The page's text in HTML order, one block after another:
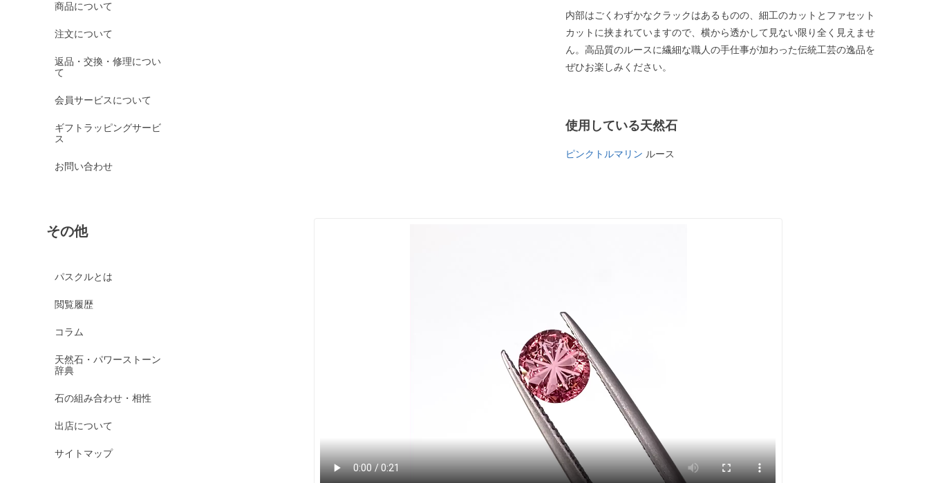
商品について
注文について
返品・交換・修理につい
て
会員サービスについて
ギフトラッピングサービ
ス
お問い合わせ
その他
パスクルとは
閲覧履歴
コラム
天然石・パワーストーン
辞典
石の組み合わせ・相性
出店について
サイトマップ
内部はごくわずかなクラックはあるものの、細工のカットとファセット
カットに挟まれていますので、横から透かして見ない限り全く見えませ
ん。高品質のルースに繊細な職人の手仕事が加わった伝統工芸の逸品を
ぜひお楽しみください。
使用している天然石
ピンクトルマリン ルース